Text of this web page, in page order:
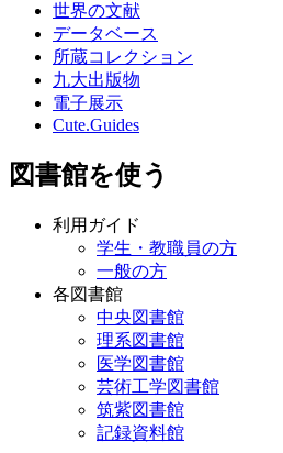
世界の文献
データベース
所蔵コレクション
九大出版物
電子展示
Cute.Guides
図書館を使う
利用ガイド
学生・教職員の方
一般の方
各図書館
中央図書館
理系図書館
医学図書館
芸術工学図書館
筑紫図書館
記録資料館